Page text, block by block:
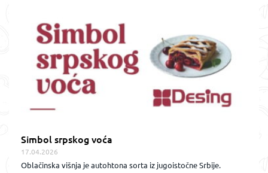
Simbol srpskog voća
17.04.2026
Oblačinska višnja je autohtona sorta iz jugoistočne Srbije.